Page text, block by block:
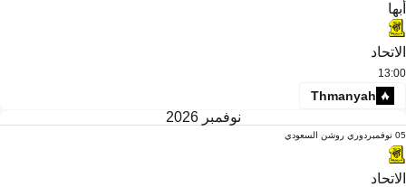
أبها
الاتحاد
13:00
Thmanyah
نوفمبر 2026
05 نوفمبر دوري روشن السعودي
الاتحاد